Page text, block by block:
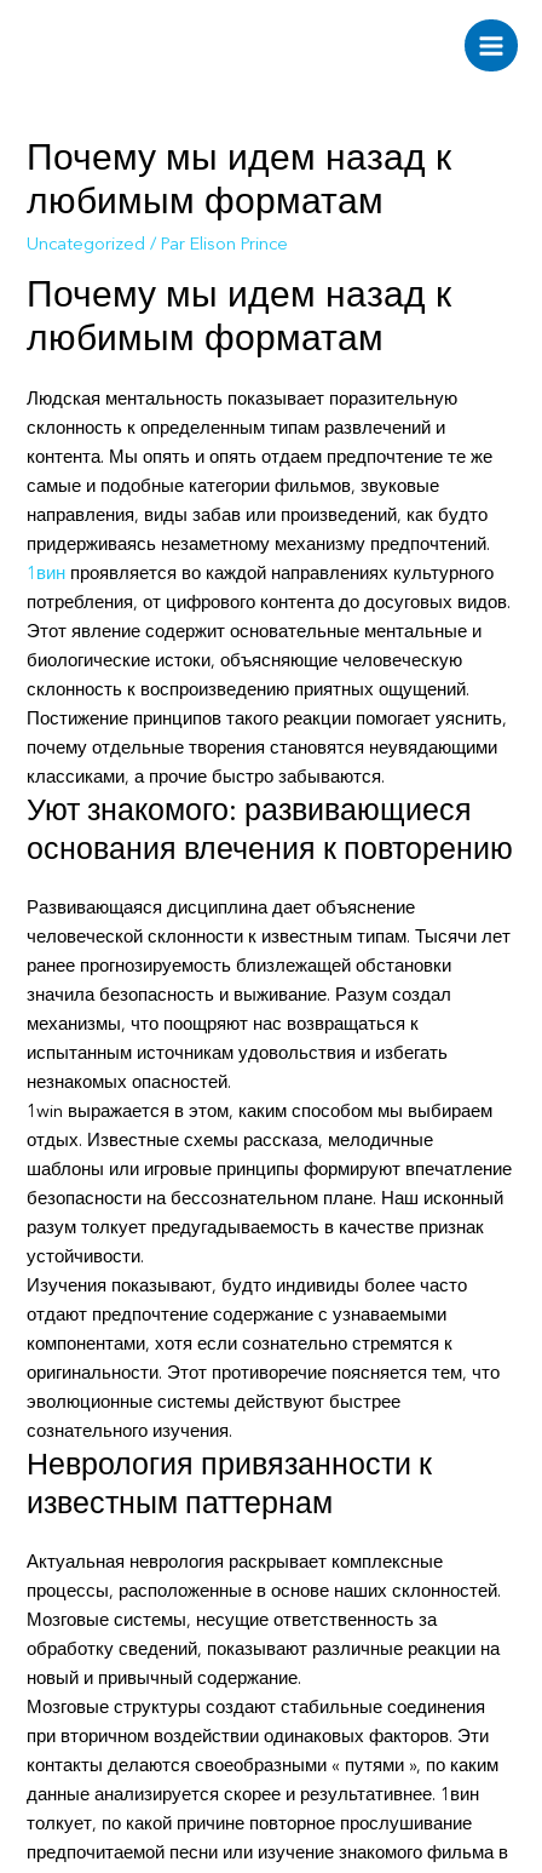
Main
Почему мы идем назад к
любимым форматам
Uncategorized / Par Elison Prince
Почему мы идем назад к
любимым форматам
Людская ментальность показывает поразительную
склонность к определенным типам развлечений и
контента. Мы опять и опять отдаем предпочтение те же
самые и подобные категории фильмов, звуковые
направления, виды забав или произведений, как будто
придерживаясь незаметному механизму предпочтений.
1вин проявляется во каждой направлениях культурного
потребления, от цифрового контента до досуговых видов.
Этот явление содержит основательные ментальные и
биологические истоки, объясняющие человеческую
склонность к воспроизведению приятных ощущений.
Постижение принципов такого реакции помогает уяснить,
почему отдельные творения становятся неувядающими
классиками, а прочие быстро забываются.
Уют знакомого: развивающиеся
основания влечения к повторению
Развивающаяся дисциплина дает объяснение
человеческой склонности к известным типам. Тысячи лет
ранее прогнозируемость близлежащей обстановки
значила безопасность и выживание. Разум создал
механизмы, что поощряют нас возвращаться к
испытанным источникам удовольствия и избегать
незнакомых опасностей.
1win выражается в этом, каким способом мы выбираем
отдых. Известные схемы рассказа, мелодичные
шаблоны или игровые принципы формируют впечатление
безопасности на бессознательном плане. Наш исконный
разум толкует предугадываемость в качестве признак
устойчивости.
Изучения показывают, будто индивиды более часто
отдают предпочтение содержание с узнаваемыми
компонентами, хотя если сознательно стремятся к
оригинальности. Этот противоречие поясняется тем, что
эволюционные системы действуют быстрее
сознательного изучения.
Неврология привязанности к
известным паттернам
Актуальная неврология раскрывает комплексные
процессы, расположенные в основе наших склонностей.
Мозговые системы, несущие ответственность за
обработку сведений, показывают различные реакции на
новый и привычный содержание.
Мозговые структуры создают стабильные соединения
при вторичном воздействии одинаковых факторов. Эти
контакты делаются своеобразными « путями », по каким
данные анализируется скорее и результативнее. 1вин
толкует, по какой причине повторное прослушивание
предпочитаемой песни или изучение знакомого фильма в